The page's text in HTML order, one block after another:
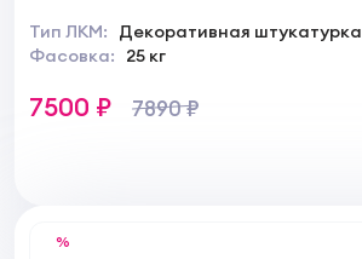
Тип ЛКМ:
Декоративная штукатурка
Фасовка:
25 кг
7500 ₽ 7890 ₽
%